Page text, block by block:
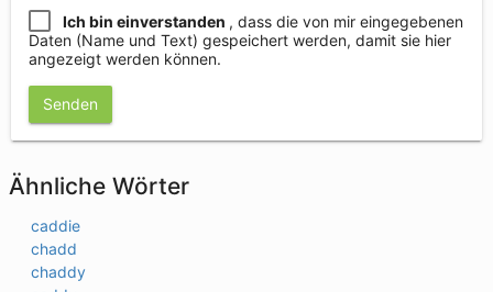
Ich bin einverstanden , dass die von mir eingegebenen
Daten (Name und Text) gespeichert werden, damit sie hier
angezeigt werden können.
Senden
Ähnliche Wörter
caddie
chadd
chaddy